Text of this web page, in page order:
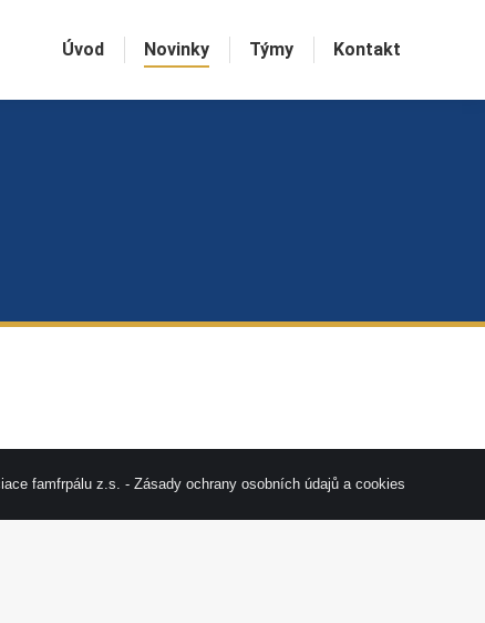
Úvod Novinky Týmy Kontakt
famfrpálu z.s. - Zásady ochrany osobních údajů a cookies